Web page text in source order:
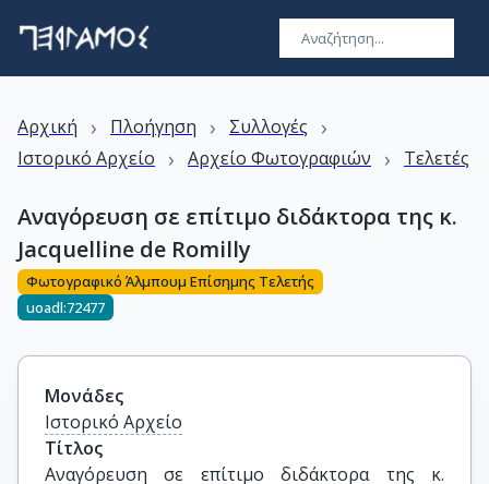
Αρχική › Πλοήγηση › Συλλογές ›
Ιστορικό Αρχείο › Αρχείο Φωτογραφιών › Τελετές
Αναγόρευση σε επίτιμο διδάκτορα της κ.
Jacquelline de Romilly
Φωτογραφικό Άλμπουμ Επίσημης Τελετής
uoadl:72477
Μονάδες
Ιστορικό Αρχείο
Τίτλος
Αναγόρευση σε επίτιμο διδάκτορα της κ.